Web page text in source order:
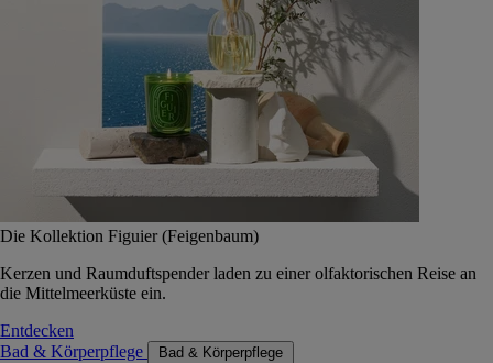
Die Kollektion Figuier (Feigenbaum)
Kerzen und Raumduftspender laden zu einer olfaktorischen Reise an
die Mittelmeerküste ein.
Entdecken
Bad & Körperpflege
Bad & Körperpflege